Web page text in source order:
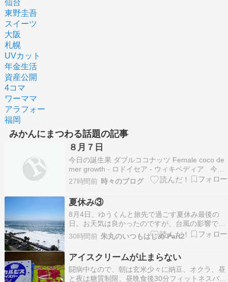
仙台
東野圭吾
スイーツ
大阪
札幌
UVカット
年金生活
資産公開
4コマ
ワーママ
アラフォー
福岡
みかんにまつわる話題の記事
８月７日
今日の誕生果 ダブルココナッツ Female coco de
mer growth - ロドイセア - ウィキペディア 今日
の誕生カラー ローヤルブルー お誕生日おめでと
うございます！ カール・リッター、グスタフ・ク
ルップ、ラルフ・バンチ、内田春菊、未知やす
え、 ギュウゾ…
27時間前 時々のブログ
夏休み③
8月4日、ゆうくんと旅先で過ごす夏休み最後の
日。お天気は良かったのですが、台風の影響で海
は大荒れでした。大きく白く砕ける波が、ホテル
まで届きそうな勢いです。そんな中、朝食後に、
ゆうくんは名残を惜しんで最後にとプールでひと
遊び。そして、”バナナワニ園”に向かいました。
大きなワニや…
30時間前 朱丸のいつもはじめ Part2
アイスクリームが止まらない
闘病中なので、朝は玄米少々に納豆、オクラ、昼
と夜は糖質制限、昼晩食後30分フィットネスバイ